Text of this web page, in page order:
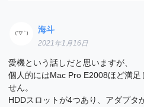
海斗
2021年1月16日
愛機という話しだと思いますが、
個人的にはMac Pro E2008ほど満足
せん。
HDDスロットが4つあり、アダプタ